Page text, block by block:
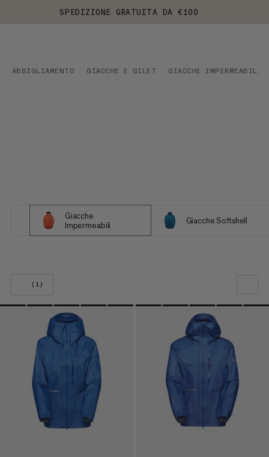
SPEDIZIONE GRATUITA DA €100
ABBIGLIAMENTO GIACCHE E GILET GIACCHE IMPERMEABILI
Giacche
Impermeabili
Giacche Softshell
(1)
LA NOSTRA RACCOMANDAZIONE
PREZZO BASSO AD ALTO
PREZZO ALTO A BASSO
COSA C'È DI NUOVO
VALUTAZIONE